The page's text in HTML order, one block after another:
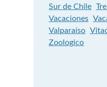
Sur de Chile
Vacaciones
Valparaíso
Zoologico